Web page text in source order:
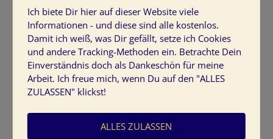
Mein Buchtipp: Wie ich die Dinge geregelt kriege:
Selbstmanagement für den Alltag
Lust auf Veränderung?
Rufen Sie mich einfach unter 089/680 98 208 oder senden
Sie mir eineNachricht
Lesen Sie auch:
Ich biete Dir hier auf dieser Website viele
Informationen - und diese sind alle kostenlos.
Damit ich weiß, was Dir gefällt, setze ich Cookies
und andere Tracking-Methoden ein. Betrachte Dein
Einverständnis doch als Dankeschön für meine
Arbeit. Ich freue mich, wenn Du auf den "ALLES
ZULASSEN" klickst!
ALLES ZULASSEN